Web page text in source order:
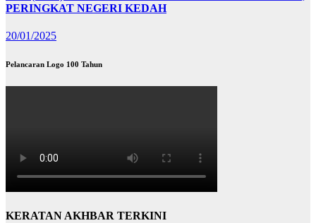
PERINGKAT NEGERI KEDAH
20/01/2025
Pelancaran Logo 100 Tahun
KERATAN AKHBAR TERKINI